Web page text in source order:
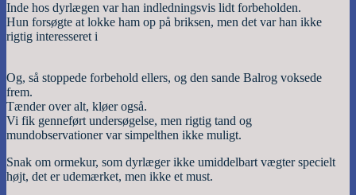
Inde hos dyrlægen var han indledningsvis lidt forbeholden.
Hun forsøgte at lokke ham op på briksen, men det var han ikke
rigtig interesseret i
Og, så stoppede forbehold ellers, og den sande Balrog voksede
frem.
Tænder over alt, kløer også.
Vi fik genneført undersøgelse, men rigtig tand og
mundobservationer var simpelthen ikke muligt.
Snak om ormekur, som dyrlæger ikke umiddelbart vægter specielt
højt, det er udemærket, men ikke et must.